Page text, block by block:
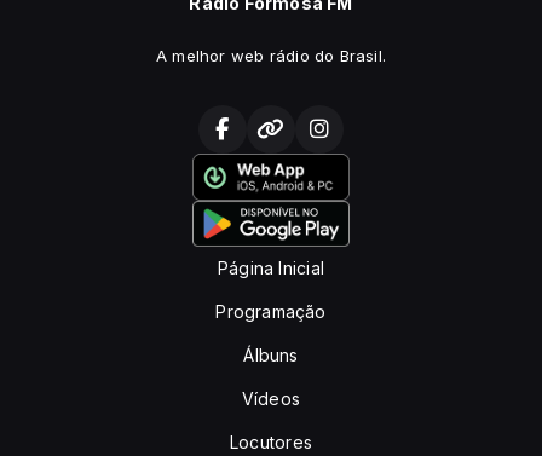
A melhor web rádio do Brasil.
Página Inicial
Programação
Álbuns
Vídeos
Locutores